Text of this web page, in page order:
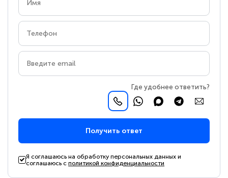
Где удобнее ответить?
Получить ответ
Я соглашаюсь на обработку персональных данных и
соглашаюсь сполитикой конфиденциальности